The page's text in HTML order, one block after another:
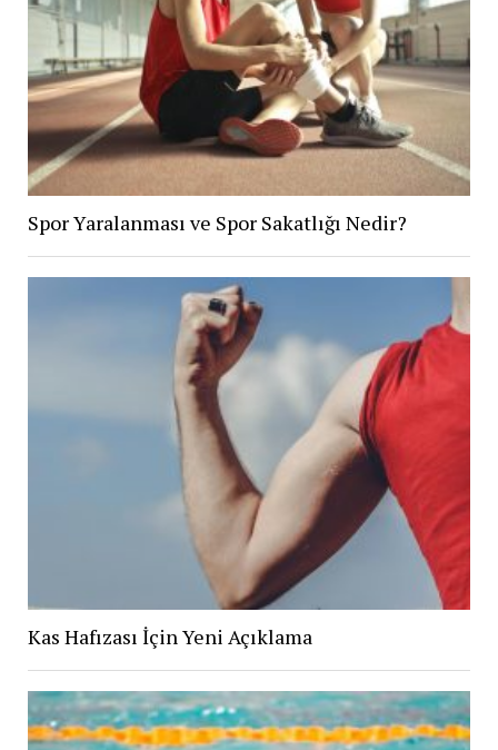
Spor Yaralanması ve Spor Sakatlığı Nedir?
Kas Hafızası İçin Yeni Açıklama